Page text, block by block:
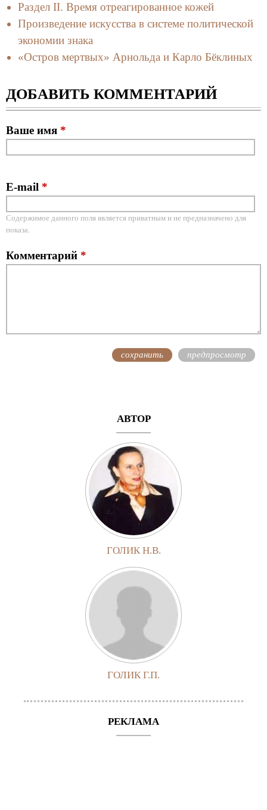
Раздел II. Время отреагированное кожей
Произведение искусства в системе политической
экономии знака
«Остров мертвых» Арнольда и Карло Бёклиных
ДОБАВИТЬ КОММЕНТАРИЙ
Ваше имя *
E-mail *
Содержимое данного поля является приватным и не предназначено для
показа.
Комментарий *
АВТОР
ГОЛИК Н.В.
ГОЛИК Г.П.
РЕКЛАМА